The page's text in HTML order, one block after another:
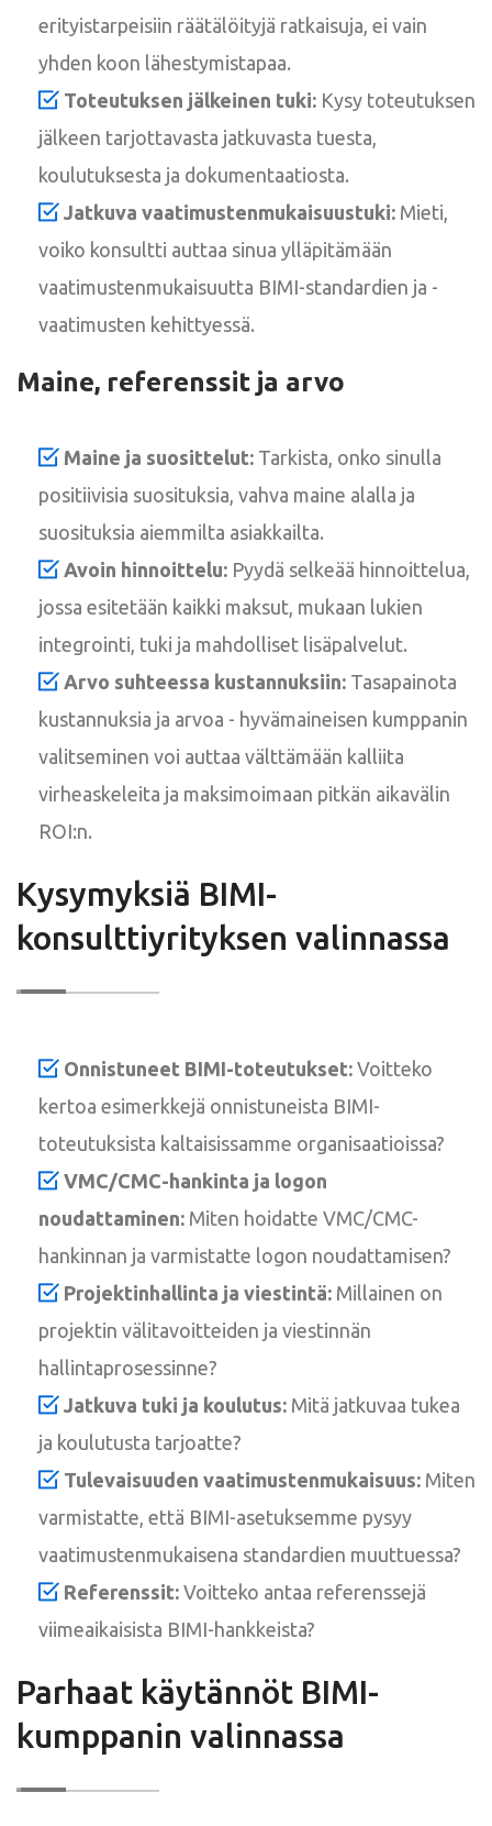
erityistarpeisiin räätälöityjä ratkaisuja, ei vain
yhden koon lähestymistapaa.
Toteutuksen jälkeinen tuki: Kysy toteutuksen
jälkeen tarjottavasta jatkuvasta tuesta,
koulutuksesta ja dokumentaatiosta.
Jatkuva vaatimustenmukaisuustuki: Mieti,
voiko konsultti auttaa sinua ylläpitämään
vaatimustenmukaisuutta BIMI-standardien ja -
vaatimusten kehittyessä.
Maine, referenssit ja arvo
Maine ja suosittelut: Tarkista, onko sinulla
positiivisia suosituksia, vahva maine alalla ja
suosituksia aiemmilta asiakkailta.
Avoin hinnoittelu: Pyydä selkeää hinnoittelua,
jossa esitetään kaikki maksut, mukaan lukien
integrointi, tuki ja mahdolliset lisäpalvelut.
Arvo suhteessa kustannuksiin: Tasapainota
kustannuksia ja arvoa - hyvämaineisen kumppanin
valitseminen voi auttaa välttämään kalliita
virheaskeleita ja maksimoimaan pitkän aikavälin
ROI:n.
Kysymyksiä BIMI-
konsulttiyrityksen valinnassa
Onnistuneet BIMI-toteutukset: Voitteko
kertoa esimerkkejä onnistuneista BIMI-
toteutuksista kaltaisissamme organisaatioissa?
VMC/CMC-hankinta ja logon
noudattaminen: Miten hoidatte VMC/CMC-
hankinnan ja varmistatte logon noudattamisen?
Projektinhallinta ja viestintä: Millainen on
projektin välitavoitteiden ja viestinnän
hallintaprosessinne?
Jatkuva tuki ja koulutus: Mitä jatkuvaa tukea
ja koulutusta tarjoatte?
Tulevaisuuden vaatimustenmukaisuus: Miten
varmistatte, että BIMI-asetuksemme pysyy
vaatimustenmukaisena standardien muuttuessa?
Referenssit: Voitteko antaa referenssejä
viimeaikaisista BIMI-hankkeista?
Parhaat käytännöt BIMI-
kumppanin valinnassa